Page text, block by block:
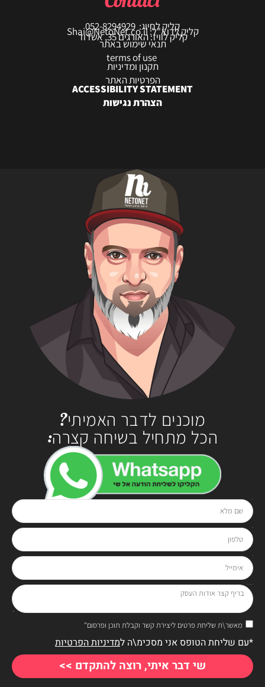
קליק לחיוג: 052-8294929
קליק לדוא"ל: Shai@NetoNet.co.il
קליק לוויז: האורגים 35, אשדוד
תנאי שימוש באתר
תקנון ומדיניות
הפרטיות האתר
ACCESSIBILITY STATEMENT
הצהרת נגישות
מוכנים לדבר האמיתי?
הכל מתחיל בשיחה קצרה:
מאשר\ת שליחת פרטים ליצירת קשר וקבלת תוכן ופרסום"
*עם שליחת הטופס אני מסכימ\ה למדיניות הפרטיות
שי דבר איתי, רוצה להתקדם >>